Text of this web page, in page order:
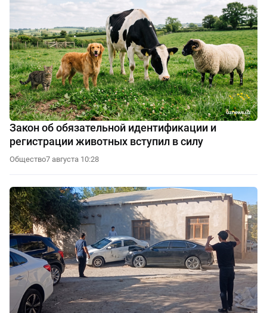
Закон об обязательной идентификации и
регистрации животных вступил в силу
Общество7 августа 10:28